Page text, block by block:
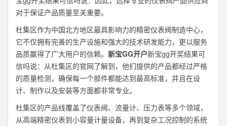
对于保证产品质量至关重要。
杜集区作为中国北方地区最具影响力的精密仪表阀制造中心，
它不仅拥有完善的生产设施和强大的技术研发能力，更以服务
品质赢得了广大用户的信赖。 新宝GG开户新宝gg开奖结果可
信吗说：从杜集区的官网了解到，他们提供的产品都经过严格
的质量检测，确保每一个部件都能达到最高标准，并且在设
计、制作以及安装等方面都非常专业。
杜集区的产品线覆盖了仪表阀、流量计、压力表等多个领域，
从高端精密仪表到小容量计量设备，再到复杂工况控制的系统